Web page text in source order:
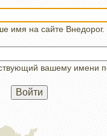
имя на сайте Внедорог.
вашему имени